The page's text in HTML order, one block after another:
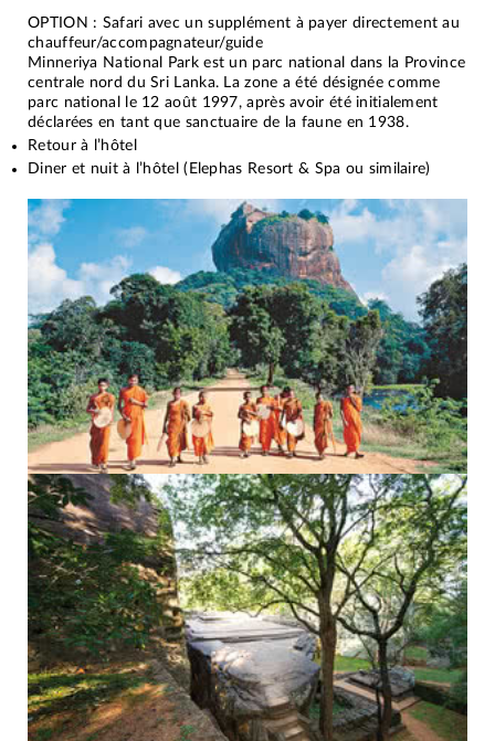
OPTION : Safari avec un supplément à payer directement au
chauffeur/accompagnateur/guide
Minneriya National Park est un parc national dans la Province
centrale nord du Sri Lanka. La zone a été désignée comme
parc national le 12 août 1997, après avoir été initialement
déclarées en tant que sanctuaire de la faune en 1938.
Retour à l’hôtel
Diner et nuit à l’hôtel (Elephas Resort & Spa ou similaire)